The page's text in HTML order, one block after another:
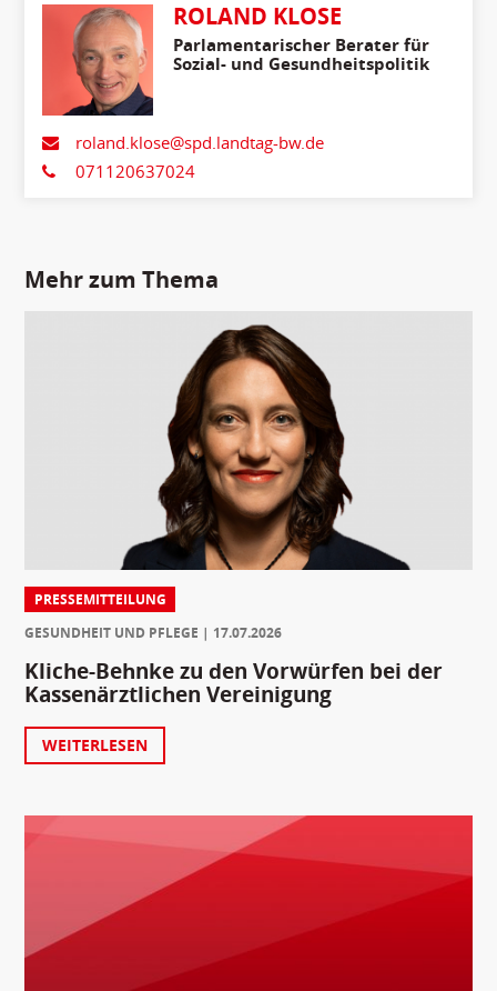
ROLAND KLOSE
Parlamentarischer Berater für
Sozial- und Gesundheitspolitik
roland.klose@spd.landtag-bw.de
071120637024
Mehr zum Thema
PRESSEMITTEILUNG
GESUNDHEIT UND PFLEGE
17.07.2026
Kliche-Behnke zu den Vorwürfen bei der
Kassenärztlichen Vereinigung
WEITERLESEN